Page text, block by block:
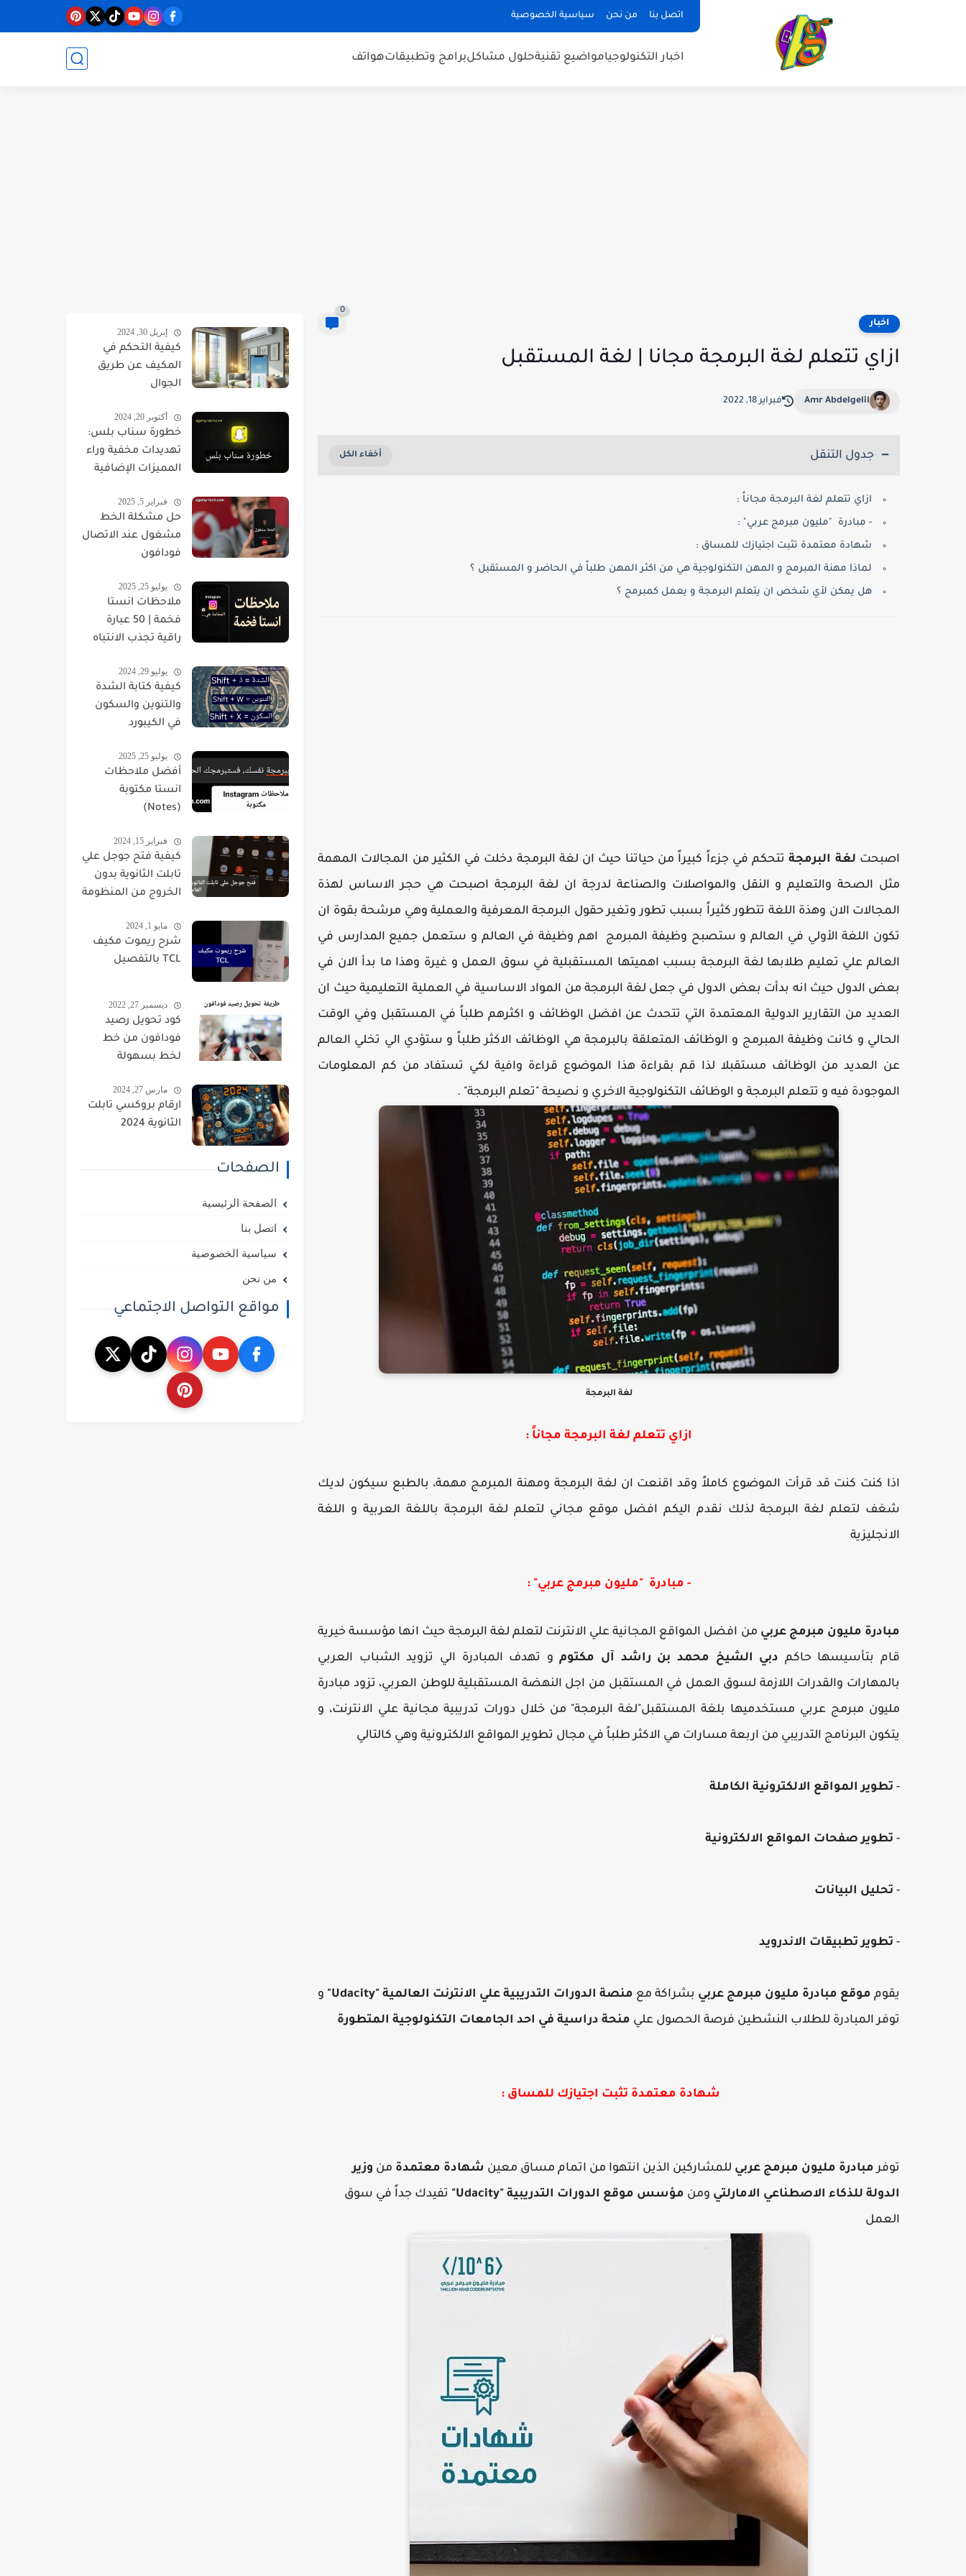
اتصل بنا من نحن سياسية الخصوصية
اخبار التكنولوجيامواضيع تقنيةحلول مشاكلبرامج وتطبيقاتهواتف
اخبار
0
ازاي تتعلم لغة البرمجة مجانا | لغة المستقبل
Amr Abdelgelil فبراير 18, 2022
جدول التنقل
ازاي تتعلم لغة البرمجة مجاناً :
- مبادرة "مليون مبرمج عربي" :
شهادة معتمدة تثبت اجتيازك للمساق :
لماذا مهنة المبرمج و المهن التكنولوجية هي من اكثر المهن طلباً في الحاضر و المستقبل ؟
هل يمكن لأي شخص ان يتعلم البرمجة و يعمل كمبرمج ؟
اصبحت لغة البرمجةتتحكم في جزءاً كبيراً من حياتنا حيث ان لغة البرمجة دخلت في الكثير من المجالات المهمة
مثل الصحة والتعليم و النقل والمواصلات والصناعة لدرجة ان لغة البرمجة اصبحت هي حجر الاساس لهذة
المجالات الان وهذة اللغة تتطور كثيراً بسبب تطور وتغير حقول البرمجة المعرفية والعملية وهي مرشحة بقوة ان
تكون اللغة الأولي في العالم و ستصبح وظيفة المبرمج اهم وظيفة في العالم و ستعمل جميع المدارس في
العالم علي تعليم طلابها لغة البرمجة بسبب اهميتها المستقبلية في سوق العمل و غيرة وهذا ما بدأ الان في
بعض الدول حيث انه بدأت بعض الدول في جعل لغة البرمجة من المواد الاساسية في العملية التعليمية حيث ان
العديد من التقارير الدولية المعتمدة التي تتحدث عن افضل الوظائف و اكثرهم طلباً في المستقبل وفي الوقت
الحالي و كانت وظيفة المبرمج و الوظائف المتعلقة بالبرمجة هي الوظائف الاكثر طلباً و ستؤدي الي تخلي العالم
عن العديد من الوظائف مستقبلا لذا قم بقراءة هذا الموضوع قراءة وافية لكي تستفاد من كم المعلومات
الموجودة فيه و تتعلم البرمجة و الوظائف التكنولوجية الاخري و نصيحة "تعلم البرمجة" .
لغة البرمجة
ازاي تتعلم لغة البرمجة مجاناً :
اذا كنت كنت قد قرأت الموضوع كاملاً وقد اقنعت ان لغة البرمجة ومهنة المبرمج مهمة، بالطبع سيكون لديك
شغف لتعلم لغة البرمجة لذلك نقدم اليكم افضل موقع مجاني لتعلم لغة البرمجة باللغة العربية و اللغة
الانجليزية
- مبادرة "مليون مبرمج عربي" :
مبادرة مليون مبرمج عربي من افضل المواقع المجانية علي الانترنت لتعلم لغة البرمجة حيث انها مؤسسة خيرية
قام بتأسيسها حاكم دبي الشيخ محمد بن راشد آل مكتومو تهدف المبادرة الي تزويد الشباب العربي
بالمهارات والقدرات اللازمة لسوق العمل في المستقبل من اجل النهضة المستقبلية للوطن العربي، تزود مبادرة
مليون مبرمج عربي مستخدميها بلغة المستقبل"لغة البرمجة" من خلال دورات تدريبية مجانية علي الانترنت، و
يتكون البرنامج التدريبي من اربعة مسارات هي الاكثر طلباً في مجال تطوير المواقع الالكترونية وهي كالتالي
- تطوير المواقع الالكترونية الكاملة
- تطوير صفحات المواقع الالكترونية
- تحليل البيانات
- تطوير تطبيقات الاندرويد
يقوم موقع مبادرة مليون مبرمج عربي بشراكة مع منصة الدورات التدريبية علي الانترنت العالمية "Udacity"
و
توفر المبادرة للطلاب النشطين فرصة الحصول علي منحة دراسية في احد الجامعات التكنولوجية المتطورة
شهادة معتمدة تثبت اجتيازك للمساق :
توفرمبادرة مليون مبرمج عربي للمشاركين الذين انتهوا من اتمام مساق معين شهادة معتمدة من وزير
الدولة للذكاء الاصطناعي الامارلتي ومن مؤسس موقع الدورات التدريبية "Udacity"
تفيدك جداً في سوق
العمل
إبريل 30, 2024
كيفية التحكم في
المكيف عن طريق
الجوال
أكتوبر 20, 2024
خطورة سناب بلس:
تهديدات مخفية وراء
المميزات الإضافية
فبراير 5, 2025
حل مشكلة الخط
مشغول عند الاتصال
فودافون
يوليو 25, 2025
ملاحظات انستا
فخمة | 50 عبارة
راقية تجذب الانتباه
يوليو 29, 2024
كيفية كتابة الشدة
والتنوين والسكون
في الكيبورد
يوليو 25, 2025
أفضل ملاحظات
انستا مكتوبة
(Notes)
فبراير 15, 2024
كيفية فتح جوجل علي
تابلت الثانوية بدون
الخروج من المنظومة
مايو 1, 2024
شرح ريموت مكيف
TCL بالتفصيل
ديسمبر 27, 2022
كود تحويل رصيد
فودافون من خط
لخط بسهولة
مارس 27, 2024
ارقام بروكسي تابلت
الثانوية 2024
الصفحات
الصفحة الرئيسية
اتصل بنا
سياسية الخصوصية
من نحن
مواقع التواصل الاجتماعي